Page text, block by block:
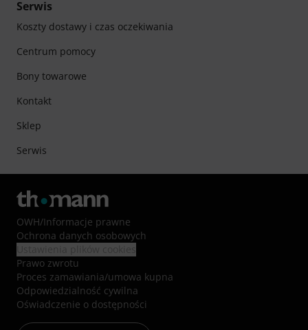
Serwis
Koszty dostawy i czas oczekiwania
Centrum pomocy
Bony towarowe
Kontakt
Sklep
Serwis
OWH/Informacje prawne
Ochrona danych osobowych
Prawo zwrotu
Proces zamawiania/umowa kupna
Odpowiedzialność cywilna
Oświadczenie o dostępności